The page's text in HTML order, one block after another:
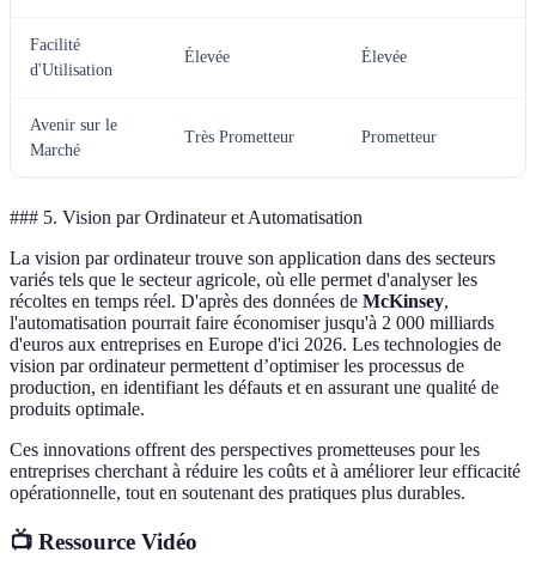
Facilité
d'Utilisation
Élevée Élevée
Avenir sur le
Marché
Très Prometteur Prometteur
### 5. Vision par Ordinateur et Automatisation
La vision par ordinateur trouve son application dans des secteurs
variés tels que le secteur agricole, où elle permet d'analyser les
récoltes en temps réel. D'après des données de McKinsey,
l'automatisation pourrait faire économiser jusqu'à 2 000 milliards
d'euros aux entreprises en Europe d'ici 2026. Les technologies de
vision par ordinateur permettent d’optimiser les processus de
production, en identifiant les défauts et en assurant une qualité de
produits optimale.
Ces innovations offrent des perspectives prometteuses pour les
entreprises cherchant à réduire les coûts et à améliorer leur efficacité
opérationnelle, tout en soutenant des pratiques plus durables.
📺 Ressource Vidéo